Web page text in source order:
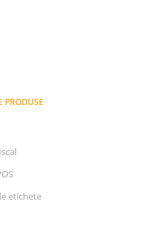
PRODUSE
etichete